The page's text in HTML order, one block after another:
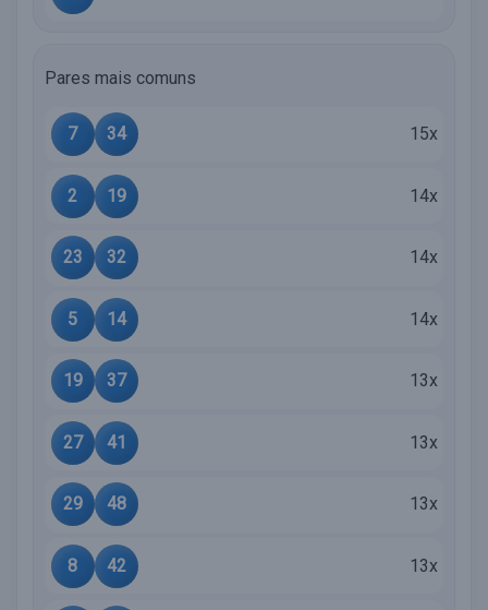
Pares mais comuns
7 34 15x
2 19 14x
23 32 14x
5 14 14x
19 37 13x
27 41 13x
29 48 13x
8 42 13x